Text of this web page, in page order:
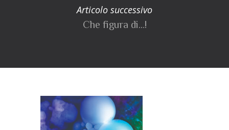
Articolo successivo
Che figura di…!